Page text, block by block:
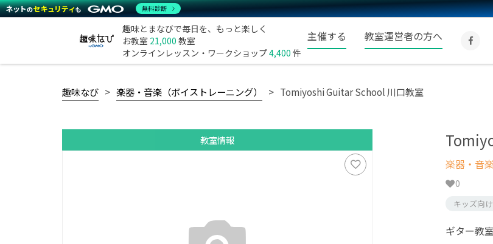
趣味とまなびで毎日を、もっと楽しく
お教室 21,000 教室
オンラインレッスン・ワークショップ4,400 件
主催する 教室運営者の方へ
趣味なび 楽器・音楽（ボイストレーニング） Tomiyoshi Guitar School 川口教室
教室情報
楽器・音
0
キッズ向け
ギター教
無料診断